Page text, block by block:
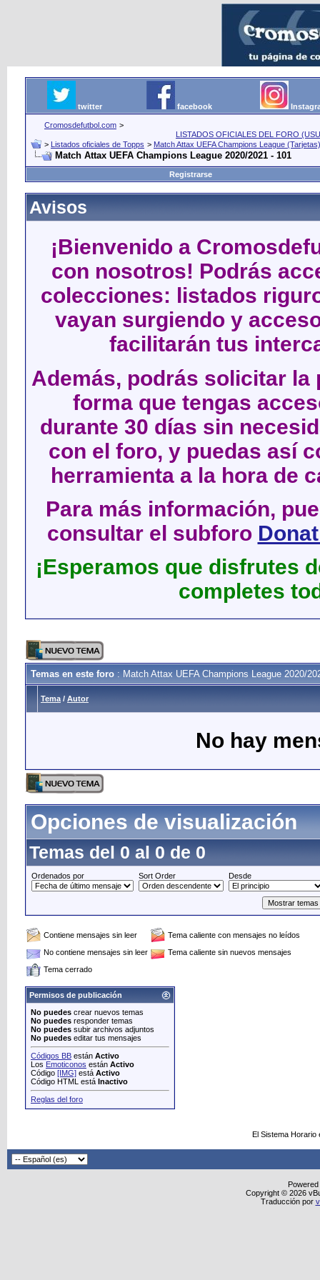
twitter facebook
Cromosdefutbol.com >
LISTADOS OFICIALES DEL FORO
> Listados oficiales de Topps > Match Attax UEFA Champions League (Tarjetas)
Match Attax UEFA Champions League 2020/2021 - 101
Registrarse
Avisos
¡Bienvenido a
con nosotros! Podrás
colecciones: listados
vayan surgiendo y
facilitarán tus
Además, podrás solicitar
forma que tengas
durante 30 días sin
con el foro, y puedas así
herramienta a la hora de
Para más información,
consultar el subforo
¡Esperamos que disfrutes
completes
Temas en este foro : Match Attax UEFA Champions League 2020/
Tema / Autor
No hay
Opciones de visualización
Temas del 0 al 0 de 0
Ordenados por Sort Order Desde
Contiene mensajes sin leer
Tema caliente con mensajes no leídos
No contiene mensajes sin leer
Tema caliente sin nuevos mensajes
Tema cerrado
Permisos de publicación
No puedes crear nuevos temas
No puedes responder temas
No puedes subir archivos adjuntos
No puedes editar tus mensajes
Códigos BB están Activo
Los Emoticonos están Activo
Código [IMG] está Activo
Código HTML está Inactivo
Reglas del foro
El Sistema
Copyright © 2026
Traducción por